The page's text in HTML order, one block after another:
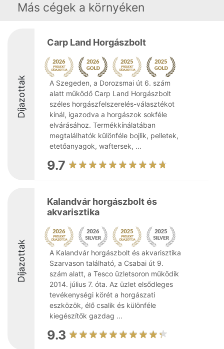
Más cégek a környéken
Díjazottak
Carp Land Horgászbolt
A Szegeden, a Dorozsmai út 6. szám
alatt működő Carp Land Horgászbolt
széles horgászfelszerelés-választékot
kínál, igazodva a horgászok sokféle
elvárásához. Termékkínálatában
megtalálhatók különféle bojlik, pelletek,
etetőanyagok, waftersek, ...
9.7
Díjazottak
Kalandvár horgászbolt és
akvarisztika
A Kalandvár horgászbolt és akvarisztika
Szarvason található, a Csabai út 9.
szám alatt, a Tesco üzletsoron működik
2014. július 7. óta. Az üzlet elsődleges
tevékenységi körét a horgászati
eszközök, élő csalik és különféle
kiegészítők gazdag ...
9.3